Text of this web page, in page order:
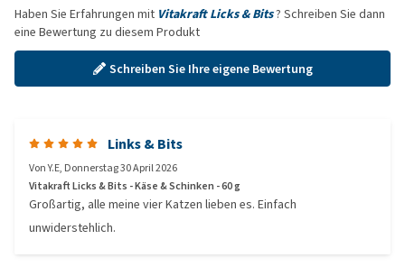
Haben Sie Erfahrungen mit Vitakraft Licks & Bits? Schreiben Sie dann
eine Bewertung zu diesem Produkt
Schreiben Sie Ihre eigene Bewertung
Links & Bits
VonY.E, Donnerstag 30 April 2026
Vitakraft Licks & Bits - Käse & Schinken - 60 g
Großartig, alle meine vier Katzen lieben es. Einfach
unwiderstehlich.